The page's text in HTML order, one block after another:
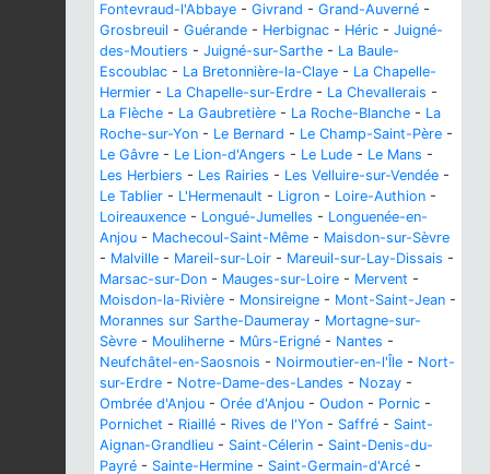
Fontevraud-l'Abbaye - Givrand - Grand-Auverné -
Grosbreuil - Guérande - Herbignac - Héric - Juigné-
des-Moutiers - Juigné-sur-Sarthe - La Baule-
Escoublac - La Bretonnière-la-Claye - La Chapelle-
Hermier - La Chapelle-sur-Erdre - La Chevallerais -
La Flèche - La Gaubretière - La Roche-Blanche - La
Roche-sur-Yon - Le Bernard - Le Champ-Saint-Père -
Le Gâvre - Le Lion-d'Angers - Le Lude - Le Mans -
Les Herbiers - Les Rairies - Les Velluire-sur-Vendée -
Le Tablier - L'Hermenault - Ligron - Loire-Authion -
Loireauxence - Longué-Jumelles - Longuenée-en-
Anjou - Machecoul-Saint-Même - Maisdon-sur-Sèvre
- Malville - Mareil-sur-Loir - Mareuil-sur-Lay-Dissais -
Marsac-sur-Don - Mauges-sur-Loire - Mervent -
Moisdon-la-Rivière - Monsireigne - Mont-Saint-Jean -
Morannes sur Sarthe-Daumeray - Mortagne-sur-
Sèvre - Mouliherne - Mûrs-Erigné - Nantes -
Neufchâtel-en-Saosnois - Noirmoutier-en-l'Île - Nort-
sur-Erdre - Notre-Dame-des-Landes - Nozay -
Ombrée d'Anjou - Orée d'Anjou - Oudon - Pornic -
Pornichet - Riaillé - Rives de l'Yon - Saffré - Saint-
Aignan-Grandlieu - Saint-Célerin - Saint-Denis-du-
Payré - Sainte-Hermine - Saint-Germain-d'Arcé -